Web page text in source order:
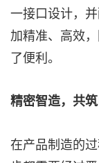
一接口设计，
加精准、高效
了便利。
精密智造，共
在产品制造的